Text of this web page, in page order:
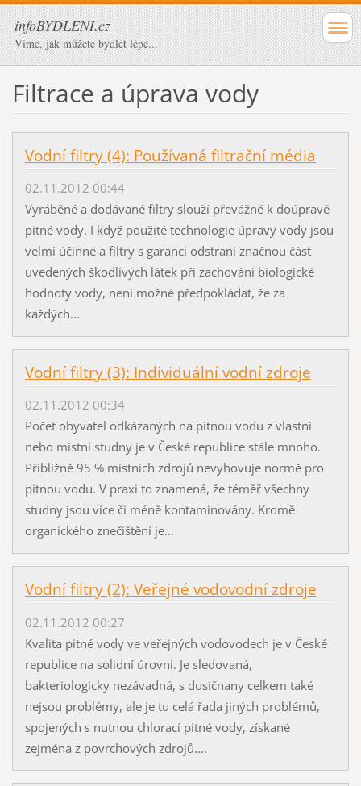
infoBYDLENI.cz
Víme, jak můžete bydlet lépe...
Filtrace a úprava vody
Vodní filtry (4): Používaná filtrační média
02.11.2012 00:44
Vyráběné a dodávané filtry slouží převážně k doúpravě
pitné vody. I když použité technologie úpravy vody jsou
velmi účinné a filtry s garancí odstraní značnou část
uvedených škodlivých látek při zachování biologické
hodnoty vody, není možné předpokládat, že za
každých...
Vodní filtry (3): Individuální vodní zdroje
02.11.2012 00:34
Počet obyvatel odkázaných na pitnou vodu z vlastní
nebo místní studny je v České republice stále mnoho.
Přibližně 95 % místních zdrojů nevyhovuje normě pro
pitnou vodu. V praxi to znamená, že téměř všechny
studny jsou více či méně kontaminovány. Kromě
organického znečištění je...
Vodní filtry (2): Veřejné vodovodní zdroje
02.11.2012 00:27
Kvalita pitné vody ve veřejných vodovodech je v České
republice na solidní úrovni. Je sledovaná,
bakteriologicky nezávadná, s dusičnany celkem také
nejsou problémy, ale je tu celá řada jiných problémů,
spojených s nutnou chlorací pitné vody, získané
zejména z povrchových zdrojů....